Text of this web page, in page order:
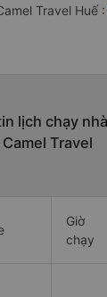
Travel Huế :
lịch chạy
Travel
Giờ
chạy